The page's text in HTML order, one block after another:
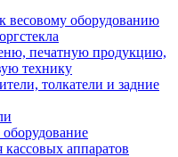
весовому оборудованию
печатную продукцию,
технику
толкатели и задние
аппаратов